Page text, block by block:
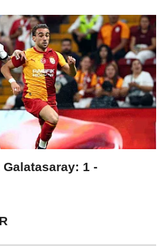
Galatasaray: 1 -